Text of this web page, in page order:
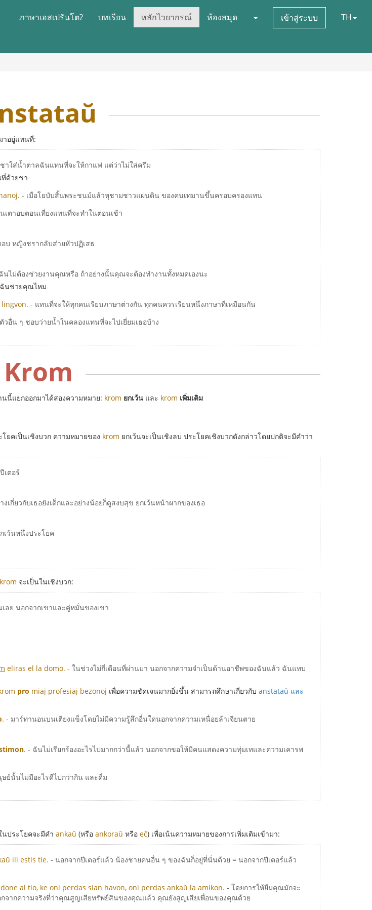
ภาษาเอสเปรันโต? บทเรียน หลักไวยากรณ์ ห้องสมุด เข้าสู่ระบบ TH
าอยู่แทนที่:
าใส่น้ำตาลฉันแทนที่จะให้กาแฟ แต่ว่าไม่ใส่ครีม
ด้วยชา
- เมื่อโยบับสิ้นพระชนม์แล้วหุชามชาวแผ่นดิน ของคนเทมานขึ้นครอบครองแทน
ตาอบตอนเที่ยงแทนที่จะทำในตอนเช้า
บ หญิงชรากลับส่ายหัวปฏิเสธ
นไม่ต้องช่วยงานคุณหรือ ถ้าอย่างนั้นคุณจะต้องทำงานทั้งหมดเองนะ
ฉันช่วยคุณไหม
- แทนที่จะให้ทุกคนเรียนภาษาต่างกัน ทุกคนควรเรียนหนึ่งภาษาที่เหมือนกัน
วอื่น ๆ ชอบว่ายน้ำในคลองแทนที่จะไปเยี่ยมเธอบ้าง
Krom
นี้แยกออกมาได้สองความหมาย: krom ยกเว้น และ krom เพิ่มเติม
ยคเป็นเชิงบวก ความหมายของ krom ยกเว้นจะเป็นเชิงลบ ประโยคเชิงบวกดังกล่าวโดยปกติจะมีคำว่า
เตอร์
งเกี่ยวกับเธอยังเด็กและอย่างน้อยก็ดูสงบสุข ยกเว้นหน้าผากของเธอ
เว้นหนึ่งประโยค
krom จะเป็นในเชิงบวก:
ลย นอกจากเขาและคู่หมั่นของเขา
eliras el la domo. - ในช่วงไม่กี่เดือนที่ผ่านมา นอกจากความจำเป็นด้านอาชีพของฉันแล้ว ฉันแทบ
pro miaj profesiaj bezonoj เพื่อความชัดเจนมากยิ่งขึ้น สามารถศึกษาเกี่ยวกับ anstataŭ และ
. - มาร์ทานอนบนเตียงแข็งโดยไม่มีความรู้สึกอื่นใดนอกจากความเหนื่อยล้าเจียนตาย
. - ฉันไม่เรียกร้องอะไรไปมากกว่านี้แล้ว นอกจากขอให้มีคนแสดงความทุ่มเทและความเคารพ
ย์นั้นไม่มีอะไรดีไปกว่ากิน และดื่ม
นประโยคจะมีคำ ankaŭ (หรือ ankoraŭ หรือ eĉ) เพื่อเน้นความหมายของการเพิ่มเติมเข้ามา:
ili estis tie. - นอกจากปีเตอร์แล้ว น้องชายคนอื่น ๆ ของฉันก็อยู่ที่นั่นด้วย = นอกจากปีเตอร์แล้ว
al tio, ke oni perdas sian havon, oni perdas ankaŭ la amikon. - โดยการให้ยืมคุณมักจะ
จากความจริงที่ว่าคุณสูญเสียทรัพย์สินของคุณแล้ว คุณยังสูญเสียเพื่อนของคุณด้วย